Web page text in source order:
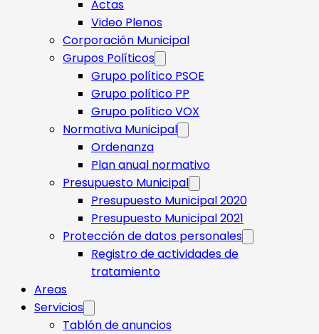
Actas
Video Plenos
Corporación Municipal
Grupos Políticos
Grupo político PSOE
Grupo político PP
Grupo político VOX
Normativa Municipal
Ordenanza
Plan anual normativo
Presupuesto Municipal
Presupuesto Municipal 2020
Presupuesto Municipal 2021
Protección de datos personales
Registro de actividades de
tratamiento
Areas
Servicios
Tablón de anuncios